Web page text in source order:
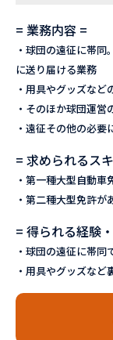
= 業務内容 =
・球団の遠征に帯
に送り届ける業務
・用具やグッズなど
・そのほか球団運営
・遠征その他の必
= 求められるス
・第一種大型自動
・第二種大型免許が
= 得られる経験
・球団の遠征に帯同
・用具やグッズなど